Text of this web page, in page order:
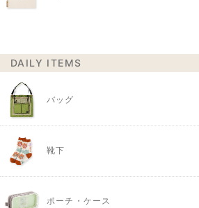
DAILY ITEMS
バッグ
靴下
ポーチ・ケース